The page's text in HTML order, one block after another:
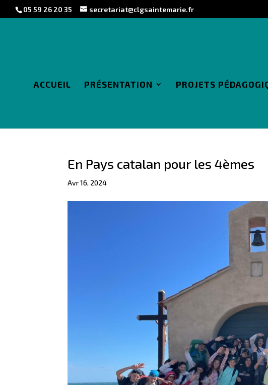
05 59 26 20 35 secretariat@clgsaintemarie.fr
ACCUEIL PRÉSENTATION PROJETS
En Pays catalan pour les 4èmes
Avr 16, 2024